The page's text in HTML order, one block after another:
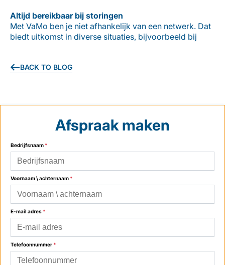
Altijd bereikbaar bij storingen
Met VaMo ben je niet afhankelijk van een netwerk. Dat
biedt uitkomst in diverse situaties, bijvoorbeeld bij
BACK TO BLOG
Afspraak maken
Bedrijfsnaam *
Voornaam \ achternaam *
E-mail adres *
Telefoonnummer *